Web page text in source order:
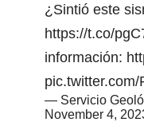
¿Sintió este
https://t.co/
información:
pic.twitter.com/
— Servicio
November 4,